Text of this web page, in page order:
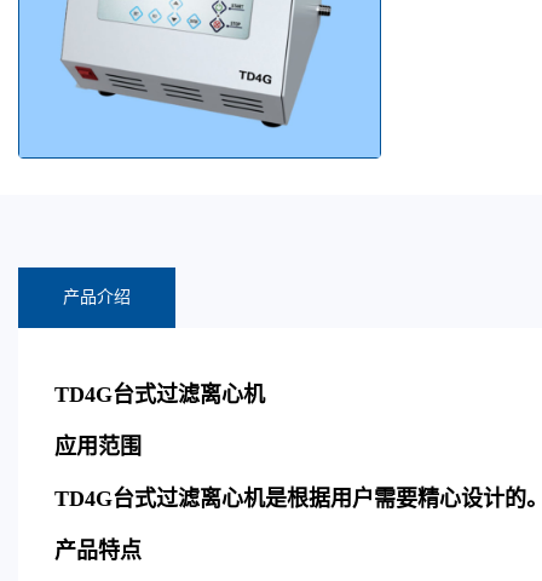
产品介绍
TD4G台式过滤离心机
应用范围
TD4G台式过滤离心机是根据用户需要精心设计的
产品特点